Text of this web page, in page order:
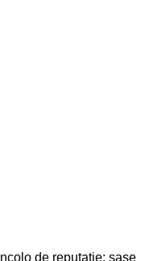
de reputație: șase